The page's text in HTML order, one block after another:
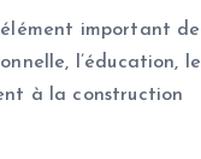
élément important de
l’éducation, le
à la construction